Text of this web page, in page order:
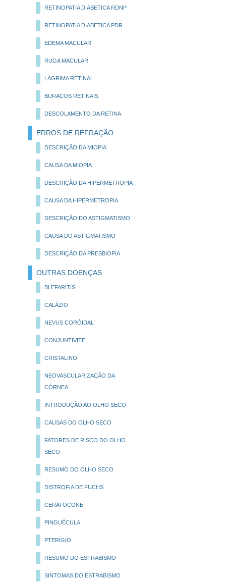
RETINOPATIA DIABETICA RDNP
RETINOPATIA DIABETICA PDR
EDEMA MACULAR
RUGA MACULAR
LÁGRIMA RETINAL
BURACOS RETINAIS
DESCOLAMENTO DA RETINA
ERROS DE REFRAÇÃO
DESCRIÇÃO DA MIOPIA
CAUSA DA MIOPIA
DESCRIÇÃO DA HIPERMETROPIA
CAUSA DA HIPERMETROPIA
DESCRIÇÃO DO ASTIGMATISMO
CAUSA DO ASTIGMATISMO
DESCRIÇÃO DA PRESBIOPIA
OUTRAS DOENÇAS
BLEFARITIS
CALÁZIO
NEVUS CORÓIDAL
CONJUNTIVITE
CRISTALINO
NEOVASCULARIZAÇÃO DA
CÓRNEA
INTRODUÇÃO AO OLHO SECO
CAUSAS DO OLHO SECO
FATORES DE RISCO DO OLHO
SECO
RESUMO DO OLHO SECO
DISTROFIA DE FUCHS
CERATOCONE
PINGUÉCULA
PTERÍGIO
RESUMO DO ESTRABISMO
SINTOMAS DO ESTRABISMO